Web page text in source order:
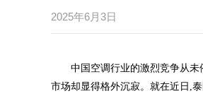
2025年6月3日
中国空调行业的激烈竞争从
市场却显得格外沉寂。就在近日,